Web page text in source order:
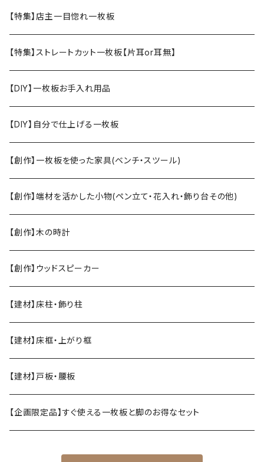
【特集】店主一目惚れ一枚板
【特集】ストレートカット一枚板【片耳or耳無】
【DIY】一枚板お手入れ用品
【DIY】自分で仕上げる一枚板
【創作】一枚板を使った家具(ベンチ・スツール)
【創作】端材を活かした小物(ペン立て・花入れ・飾り台その他)
【創作】木の時計
【創作】ウッドスピーカー
【建材】床柱・飾り柱
【建材】床框・上がり框
【建材】戸板・腰板
【企画限定品】すぐ使える一枚板と脚のお得なセット